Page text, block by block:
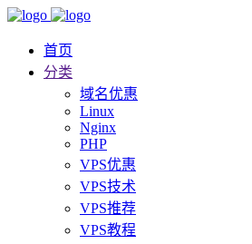
首页
分类
域名优惠
Linux
Nginx
PHP
VPS优惠
VPS技术
VPS推荐
VPS教程